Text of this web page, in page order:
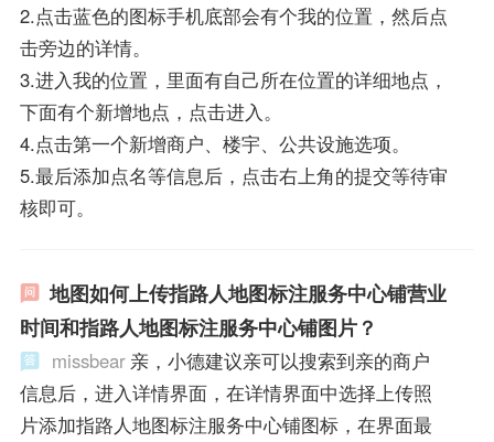
2.点击蓝色的图标手机底部会有个我的位置，然后点
击旁边的详情。
3.进入我的位置，里面有自己所在位置的详细地点，
下面有个新增地点，点击进入。
4.点击第一个新增商户、楼宇、公共设施选项。
5.最后添加点名等信息后，点击右上角的提交等待审
核即可。
地图如何上传指路人地图标注服务中心铺营业
时间和指路人地图标注服务中心铺图片？
missbear 亲，小德建议亲可以搜索到亲的商户
信息后，进入详情界面，在详情界面中选择上传照
片添加指路人地图标注服务中心铺图标，在界面最